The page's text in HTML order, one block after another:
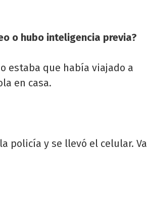
o hubo inteligencia previa?
estaba que había viajado a
en casa.
policía y se llevó el celular. Va